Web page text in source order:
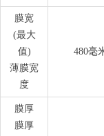
膜宽
(最大
值)
薄膜宽
度
480毫
膜厚
膜厚